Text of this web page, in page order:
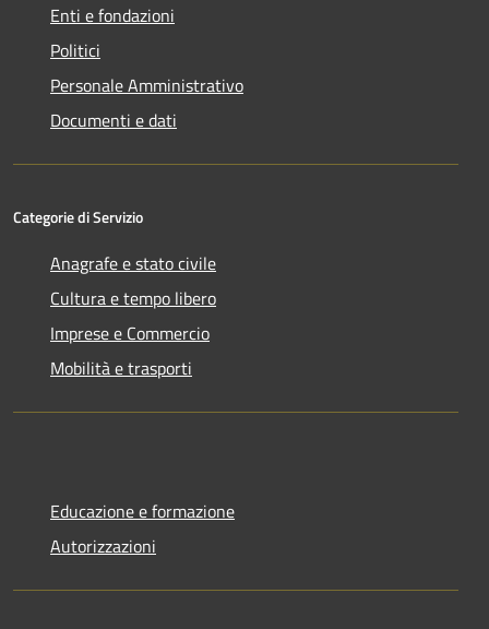
Enti e fondazioni
Politici
Personale Amministrativo
Documenti e dati
Categorie di Servizio
Anagrafe e stato civile
Cultura e tempo libero
Imprese e Commercio
Mobilità e trasporti
Educazione e formazione
Autorizzazioni